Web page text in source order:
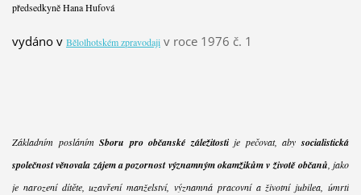
předsedkyně Hana Hufová
vydáno v Bělolhotském zpravodaji v roce 1976 č. 1
Základním poslánímSboru pro občanské záležitostije pečovat, abysocialistická
společnost věnovala zájem a pozornost významným okamžikům v životě občanů , jako
je narození dítěte, uzavření manželství, významná pracovní a životní jubilea, úmrtí